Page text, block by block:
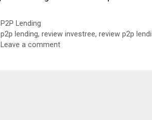
Categories
P2P Lending
Tags
p2p lending, review investree, review p2p
Leave a comment